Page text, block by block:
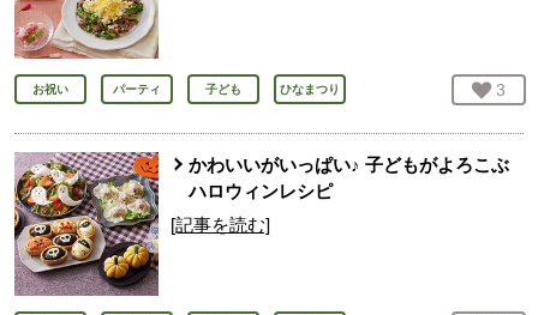
お祝い パーティ 子ども ひなまつり お気
3
かわいいがいっぱい♪ 子どもがよろこぶ
ハロウィンレシピ
[記事を読む]